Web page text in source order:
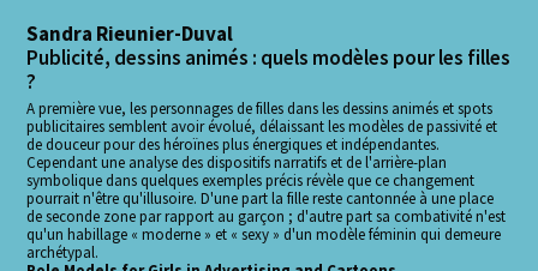
Sandra Rieunier-Duval
Publicité, dessins animés : quels modèles pour les filles
?
A première vue, les personnages de filles dans les dessins animés et spots
publicitaires semblent avoir évolué, délaissant les modèles de passivité et
de douceur pour des héroïnes plus énergiques et indépendantes.
Cependant une analyse des dispositifs narratifs et de l'arrière-plan
symbolique dans quelques exemples précis révèle que ce changement
pourrait n'être qu'illusoire. D'une part la fille reste cantonnée à une place
de seconde zone par rapport au garçon ; d'autre part sa combativité n'est
qu'un habillage « moderne » et « sexy » d'un modèle féminin qui demeure
archétypal.